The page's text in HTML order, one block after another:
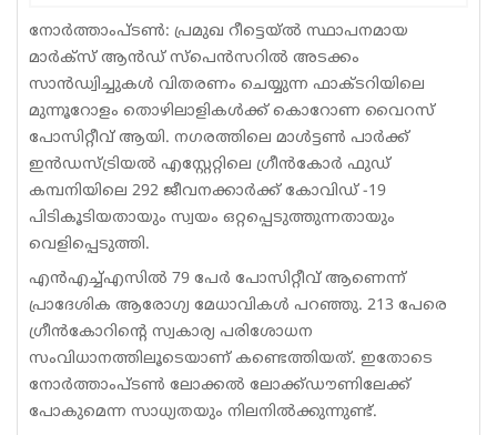
നോർത്താംപ്ടൺ: പ്രമുഖ റീട്ടെയ്ൽ സ്ഥാപനമായ
മാർക്സ് ആൻഡ് സ്പെൻസറിൽ അടക്കം
സാൻഡ്വിച്ചുകൾ വിതരണം ചെയ്യുന്ന ഫാക്ടറിയിലെ
മുന്നൂറോളം തൊഴിലാളികൾക്ക് കൊറോണ വൈറസ്
പോസിറ്റീവ് ആയി. നഗരത്തിലെ മാൾട്ടൺ പാർക്ക്
ഇൻഡസ്ട്രിയൽ എസ്റ്റേറ്റിലെ ഗ്രീൻകോർ ഫുഡ്
കമ്പനിയിലെ 292 ജീവനക്കാർക്ക് കോവിഡ് -19
പിടികൂടിയതായും സ്വയം ഒറ്റപ്പെടുത്തുന്നതായും
വെളിപ്പെടുത്തി.
എൻ‌എച്ച്‌എസിൽ 79 പേർ പോസിറ്റീവ് ആണെന്ന്
പ്രാദേശിക ആരോഗ്യ മേധാവികൾ പറഞ്ഞു. 213 പേരെ
ഗ്രീൻ‌കോറിന്റെ സ്വകാര്യ പരിശോധന
സംവിധാനത്തിലൂടെയാണ് കണ്ടെത്തിയത്. ഇതോടെ
നോർത്താംപ്ടൺ ലോക്കൽ ലോക്ക്ഡൗണിലേക്ക്
പോകുമെന്ന സാധ്യതയും നിലനിൽക്കുന്നുണ്ട്.